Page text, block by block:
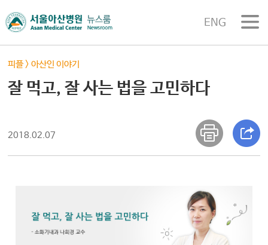
ENG
피플>아산인 이야기
잘 먹고, 잘 사는 법을 고민하다
2018.02.07